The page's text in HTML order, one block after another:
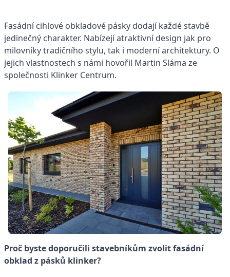
Fasádní cihlové obkladové pásky dodají každé stavbě
jedinečný charakter. Nabízejí atraktivní design jak pro
milovníky tradičního stylu, tak i moderní architektury. O
jejich vlastnostech s námi hovořil Martin Sláma ze
společnosti Klinker Centrum.
Proč byste doporučili stavebníkům zvolit fasádní
obklad z pásků klinker?